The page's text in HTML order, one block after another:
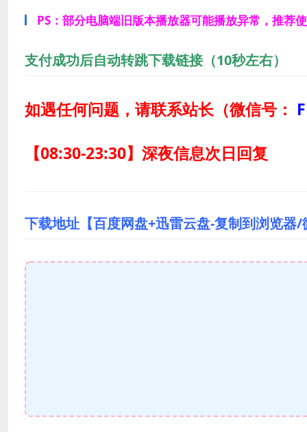
PS：部分电脑端旧版本播放器可能播放异常，推荐
支付成功后自动转跳下载链接（10秒左右）
如遇任何问题，请联系站长（微信号：
【08:30-23:30】深夜信息次日回复
下载地址【百度网盘+迅雷云盘-复制到浏览